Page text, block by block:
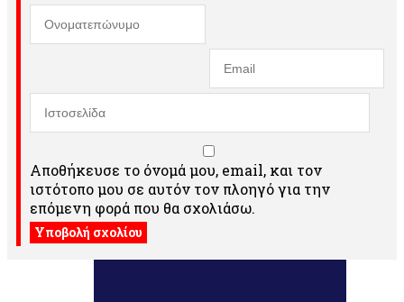
Αποθήκευσε το όνομά μου, email, και τον
ιστότοπο μου σε αυτόν τον πλοηγό για την
επόμενη φορά που θα σχολιάσω.